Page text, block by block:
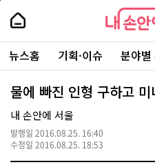
본
로
가
내
손
안
에
서
울
-
서
울
시
대
표
소
내
손
에
울
주
요
서
뉴스홈 기획·이슈 분야별
물에 빠진 인형 구하고
내 손안에 서울
발행일 2016.08.25. 16:40
수정일 2016.08.25. 18:53
페
상
단
로